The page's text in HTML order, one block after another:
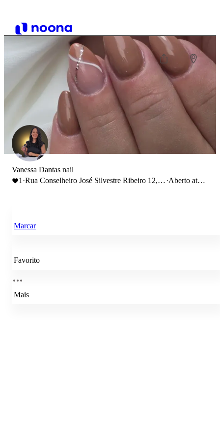
Vanessa Dantas nail
1 ·Rua Conselheiro José Silvestre Ribeiro 12,
·Aberto até
Marcar
Favorito
Mais